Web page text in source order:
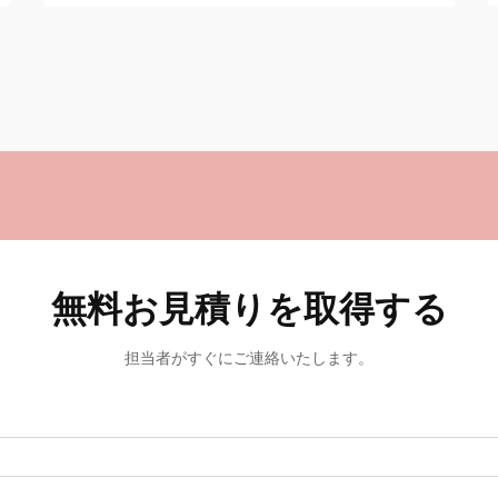
無料お見積りを取得する
担当者がすぐにご連絡いたします。